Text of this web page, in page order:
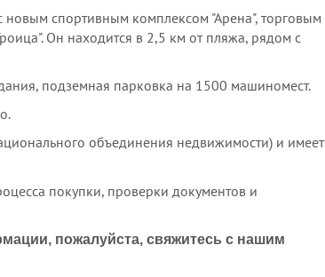
новым спортивным комплексом "Арена", торговым
Он находится в 2,5 км от пляжа, рядом с
подземная парковка на 1500 машиномест.
объединения недвижимости) и имеет
покупки, проверки документов и
пожалуйста, свяжитесь с нашим